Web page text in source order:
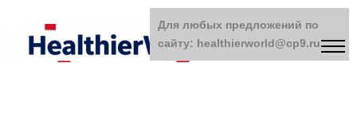
Для любых предложений по
сайту: healthierworld@cp9.ru